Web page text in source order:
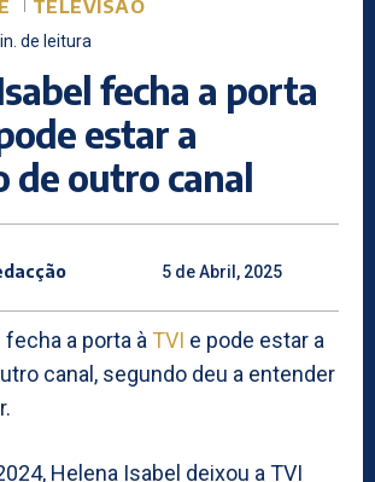
TELEVISÃO
de leitura
fecha a porta
estar a
de outro canal
5 de Abril, 2025
fecha a porta à TVI e pode estar a
canal, segundo deu a entender
Helena Isabel deixou a TVI